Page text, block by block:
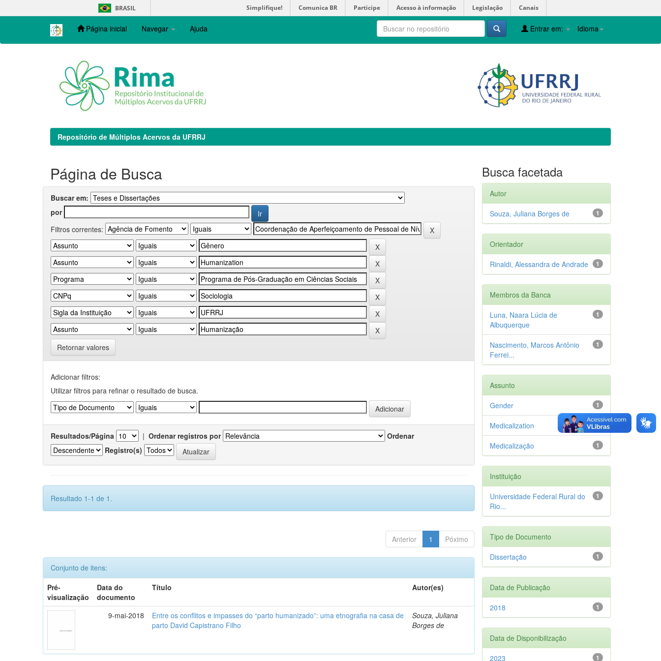
navigation
BRASIL Simplifique! Comunica BR Participe Acesso à informação Legislação Canais
Página inicial Navegar Ajuda Idioma
Entrar em:
Repositório de Múltiplos Acervos da UFRRJ
Página de Busca
Buscar em:
por
Filtros correntes:
Retornar valores
Adicionar filtros:
Utilizar filtros para refinar o resultado de busca.
Resultados/Página | Ordenar registros por
Ordenar
Registro(s)
Resultado 1-1 de 1.
Anterior 1 Póximo
Conjunto de itens:
Pré-
visualização
Data do
documento
Título Autor(es)
9-mai-2018
Entre os conflitos e impasses do “parto humanizado”: uma etnografia na casa de
parto David Capistrano Filho
Souza, Juliana
Borges de
Busca facetada
Autor
1
Souza, Juliana Borges de
Orientador
1
Rinaldi, Alessandra de Andrade
Membros da Banca
1
Luna, Naara Lúcia de
Albuquerque
1
Nascimento, Marcos Antônio
Ferrei...
Assunto
1
Gender
1
Medicalization
1
Medicalização
Instituição
1
Universidade Federal Rural do
Rio...
Tipo de Documento
1
Dissertação
Data de Publicação
1
2018
Data de Disponibilização
1
2023